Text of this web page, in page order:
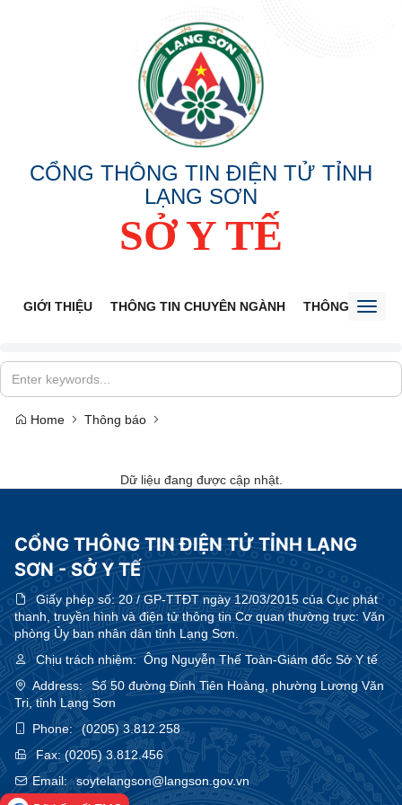
CỔNG THÔNG TIN ĐIỆN TỬ TỈNH
LẠNG SƠN
SỞ Y TẾ
GIỚI THIỆU THÔNG TIN CHUYÊN NGÀNH THÔNG BÁO
Home Thông báo
Dữ liệu đang được cập nhật.
CỔNG THÔNG TIN ĐIỆN TỬ TỈNH LẠNG
SƠN - SỞ Y TẾ
Giấy phép số:20 / GP-TTĐT ngày 12/03/2015 của Cục phát
thanh, truyền hình và điện tử thông tin Cơ quan thường trực: Văn
phòng Ủy ban nhân dân tỉnh Lạng Sơn.
Chịu trách nhiệm:Ông Nguyễn Thế Toàn-Giám đốc Sở Y tế
Address:
Số 50 đường Đinh Tiên Hoàng, phường Lương Văn
Tri, tỉnh Lạng Sơn
Phone:
(0205) 3.812.258
Fax:(0205) 3.812.456
Email:
soytelangson@langson.gov.vn